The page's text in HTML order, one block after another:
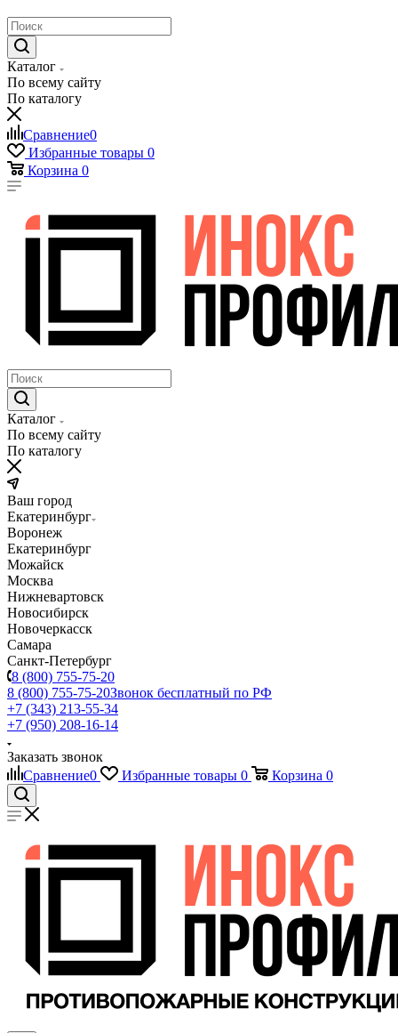
Каталог
По всему сайту
По каталогу
Сравнение0
Избранные товары 0
Корзина 0
Каталог
По всему сайту
По каталогу
Ваш город
Екатеринбург
Воронеж
Екатеринбург
Можайск
Москва
Нижневартовск
Новосибирск
Новочеркасск
Самара
Санкт-Петербург
8 (800) 755-75-20
8 (800) 755-75-20Звонок бесплатный по РФ
+7 (343) 213-55-34
+7 (950) 208-16-14
Заказать звонок
Сравнение0 Избранные товары 0 Корзина 0